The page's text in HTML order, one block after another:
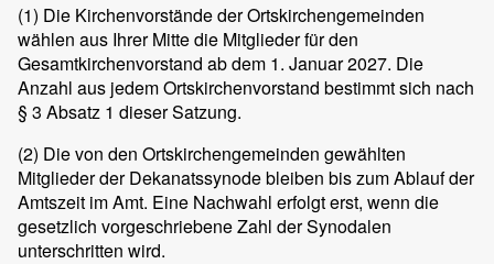
(1) Die Kirchenvorstände der Ortskirchengemeinden
wählen aus Ihrer Mitte die Mitglieder für den
Gesamtkirchenvorstand ab dem 1. Januar 2027. Die
Anzahl aus jedem Ortskirchenvorstand bestimmt sich nach
§ 3 Absatz 1 dieser Satzung.
(2) Die von den Ortskirchengemeinden gewählten
Mitglieder der Dekanatssynode bleiben bis zum Ablauf der
Amtszeit im Amt. Eine Nachwahl erfolgt erst, wenn die
gesetzlich vorgeschriebene Zahl der Synodalen
unterschritten wird.